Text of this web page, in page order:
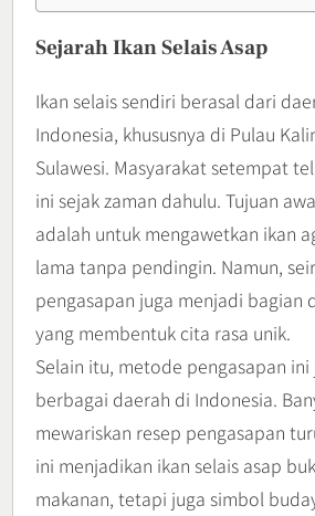
Sejarah Ikan Selais Asap
Ikan selais sendiri berasal dari
Indonesia, khususnya di Pulau
Sulawesi. Masyarakat setempat
ini sejak zaman dahulu. Tujuan
adalah untuk mengawetkan ikan
lama tanpa pendingin. Namun,
pengasapan juga menjadi bagian
yang membentuk cita rasa unik.
Selain itu, metode pengasapan
berbagai daerah di Indonesia.
mewariskan resep pengasapan
ini menjadikan ikan selais asap
makanan, tetapi juga simbol